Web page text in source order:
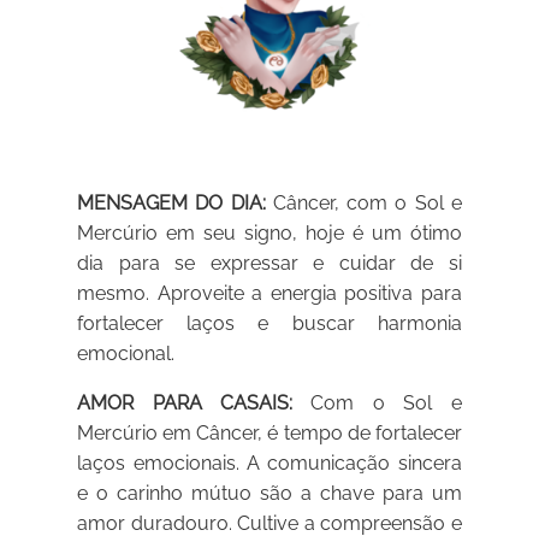
MENSAGEM DO DIA:Câncer, com o Sol e
Mercúrio em seu signo, hoje é um ótimo
dia para se expressar e cuidar de si
mesmo. Aproveite a energia positiva para
fortalecer laços e buscar harmonia
emocional.
AMOR PARA CASAIS: Com o Sol e
Mercúrio em Câncer, é tempo de fortalecer
laços emocionais. A comunicação sincera
e o carinho mútuo são a chave para um
amor duradouro. Cultive a compreensão e